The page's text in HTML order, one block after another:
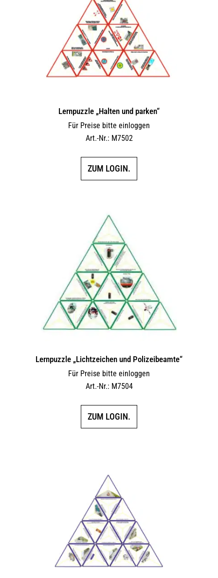
Lernpuzzle „Halten und parken“
Für Preise bitte einloggen
Art.-Nr.: M7502
ZUM LOGIN.
Lernpuzzle „Lichtzeichen und Polizeibeamte“
Für Preise bitte einloggen
Art.-Nr.: M7504
ZUM LOGIN.